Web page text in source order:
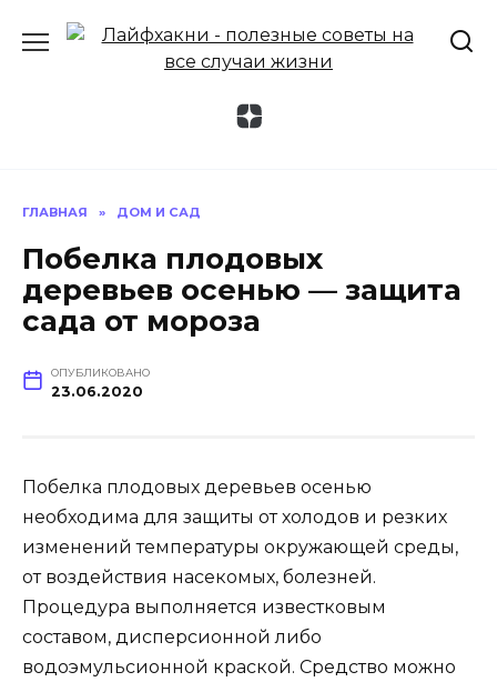
ГЛАВНАЯ » ДОМ И САД
Побелка плодовых
деревьев осенью — защита
сада от мороза
ОПУБЛИКОВАНО
23.06.2020
Побелка плодовых деревьев осенью
необходима для защиты от холодов и резких
изменений температуры окружающей среды,
от воздействия насекомых, болезней.
Процедура выполняется известковым
составом, дисперсионной либо
водоэмульсионной краской. Средство можно